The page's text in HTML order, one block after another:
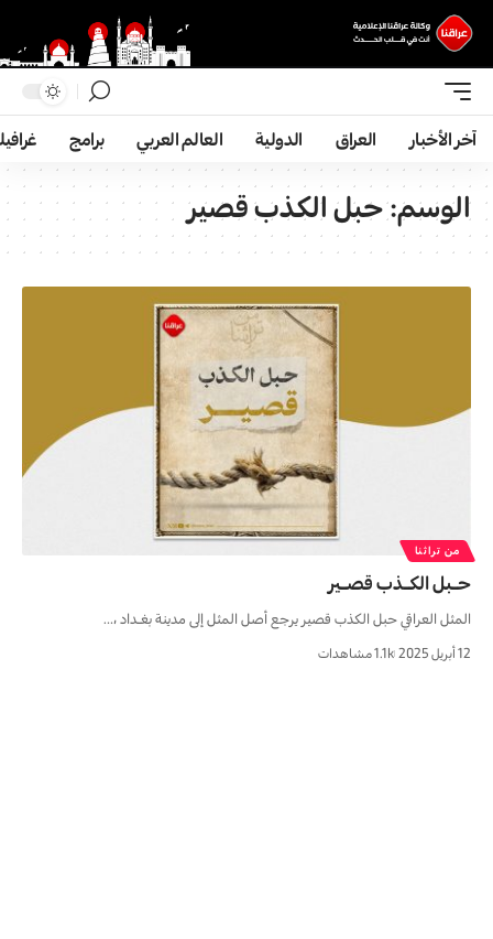
آخر الأخبار العراق الدولية العالم العربي برامج
الوسم:حبل الکذب قصیر
من تراثنا
حـبل الكـذب قصـير
المثل العراقي حبل الکذب قصیر يرجع أصل المثل إلى مدينة بغـداد ،…
12 أبريل 2025 1.1k مشاهدات